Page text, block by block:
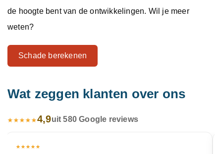
de hoogte bent van de ontwikkelingen. Wil je meer
weten?
Schade berekenen
Wat zeggen klanten over ons
4,9uit 580 Google reviews